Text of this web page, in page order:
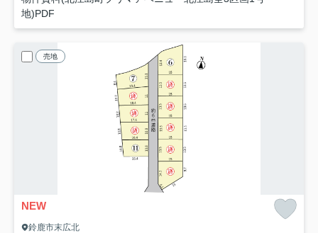
地)PDF
売地
NEW
鈴鹿市末広北